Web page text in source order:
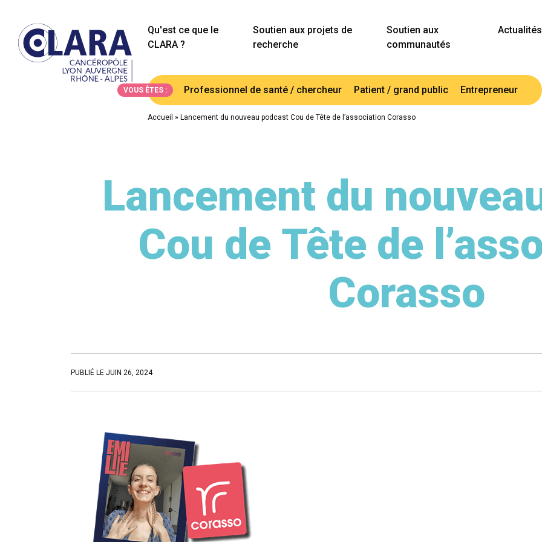
Qu'est ce que le
CLARA ?
Soutien aux projets de
recherche
Soutien aux
communautés
Actualités
VOUS ÊTES : Professionnel de santé / chercheur Patient / grand public Entrepreneur
Accueil » Lancement du nouveau podcast Cou de Tête de l’association Corasso
Lancement du
Cou de Tête de
Corasso
PUBLIÉ LE JUIN 26, 2024